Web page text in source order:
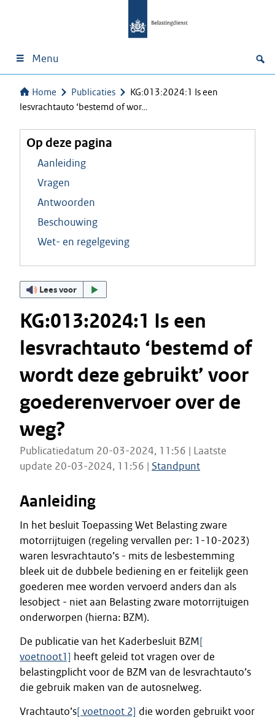
Menu
Home Publicaties
KG:013:2024:1 Is een
lesvrachtauto ‘bestemd of wor…
Op deze pagina
Aanleiding
Vragen
Antwoorden
Beschouwing
Wet- en regelgeving
Lees voor
KG:013:2024:1 Is een
lesvrachtauto ‘bestemd of
wordt deze gebruikt’ voor
goederenvervoer over de
weg?
Publicatiedatum 20-03-2024, 11:56 | Laatste
update 20-03-2024, 11:56 | Standpunt
Aanleiding
In het besluit Toepassing Wet Belasting zware
motorrijtuigen (regeling vervallen per: 1-10-2023)
waren lesvrachtauto’s - mits de lesbestemming
bleek uit de dubbele bediening en er feitelijk geen
goederen mee worden vervoerd anders dan als
lesobject - niet aan Belasting zware motorrijtuigen
onderworpen (hierna: BZM).
De publicatie van het Kaderbesluit BZM[
voetnoot1] heeft geleid tot vragen over de
belastingplicht voor de BZM van de lesvrachtauto’s
die gebruik maken van de autosnelweg.
Vrachtauto’s[ voetnoot 2] die worden gebruikt voor